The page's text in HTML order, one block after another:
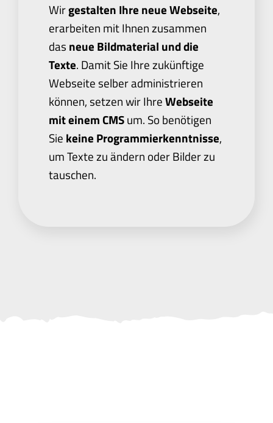
Wirgestalten Ihre neue Webseite,
erarbeiten mit Ihnen zusammen
das neue Bildmaterial und die
Texte. Damit Sie Ihre zukünftige
Webseite selber administrieren
können, setzen wir IhreWebseite
mit einem CMSum. So benötigen
Sie keine Programmierkenntnisse,
um Texte zu ändern oder Bilder zu
tauschen.